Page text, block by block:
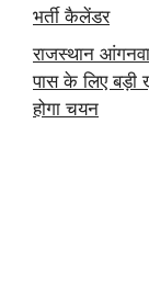
भर्ती कैलेंडर
राजस्थान
पास के लिए
होगा चयन